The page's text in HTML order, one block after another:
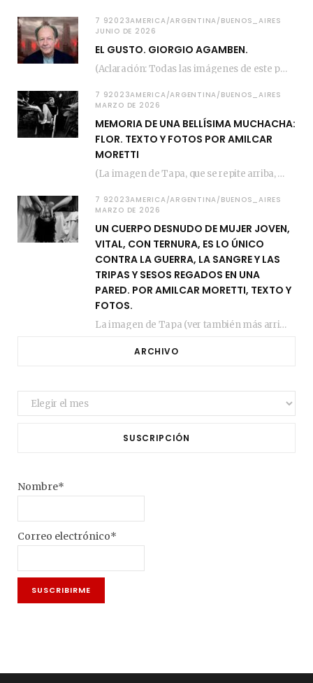
7 92023AMERICA/ARGENTINA/BUENOS_AIRES
JUNIO DE 2026
EL GUSTO. GIORGIO AGAMBEN.
(Aclaración: Todas las imágenes de este posteo fueron tomadas de Bloghemia.com, y todos los…
7 92023AMERICA/ARGENTINA/BUENOS_AIRES
MARZO DE 2026
MEMORIA DE UNA BELLÍSIMA MUCHACHA:
FLOR. TEXTO Y FOTOS POR AMILCAR
MORETTI
(La imagen de Tapa, que se repite arriba, fue compuesta por Amilcar Moretti el viernes…
7 92023AMERICA/ARGENTINA/BUENOS_AIRES
MARZO DE 2026
UN CUERPO DESNUDO DE MUJER JOVEN,
VITAL, CON TERNURA, ES LO ÚNICO
CONTRA LA GUERRA, LA SANGRE Y LAS
TRIPAS Y SESOS REGADOS EN UNA
PARED. POR AMILCAR MORETTI, TEXTO Y
FOTOS.
La imagen de Tapa (ver también más arriba) fue compuesta en estos días de febrero…
ARCHIVO
Archivo
SUSCRIPCIÓN
Nombre*
Correo electrónico*